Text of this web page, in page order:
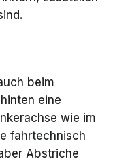
beim
eine
wie im
fahrtechnisch
Abstriche